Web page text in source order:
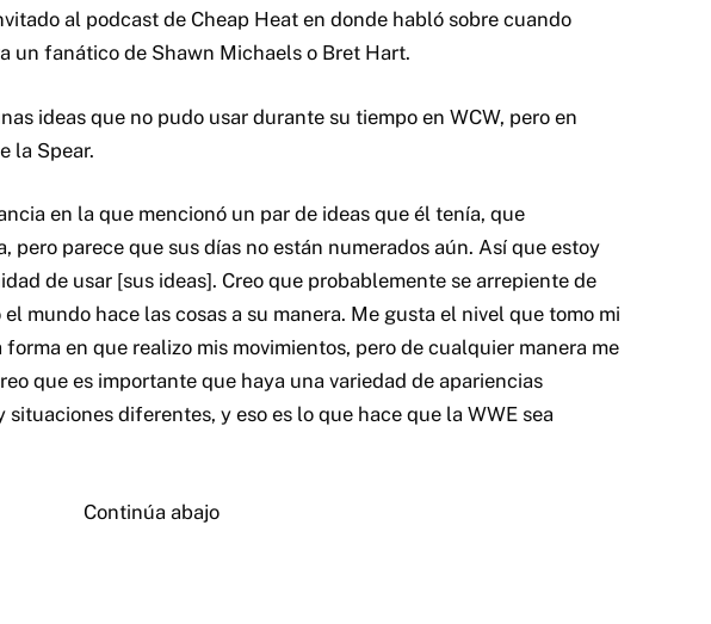
al podcast de Cheap Heat en donde habló sobre cuando
un fanático de Shawn Michaels o Bret Hart.
ideas que no pudo usar durante su tiempo en WCW, pero en
la Spear.
en la que mencionó un par de ideas que él tenía, que
pero parece que sus días no están numerados aún. Así que estoy
de usar [sus ideas]. Creo que probablemente se arrepiente de
mundo hace las cosas a su manera. Me gusta el nivel que tomo mi
en que realizo mis movimientos, pero de cualquier manera me
que es importante que haya una variedad de apariencias
diferentes, y eso es lo que hace que la WWE sea
Continúa abajo